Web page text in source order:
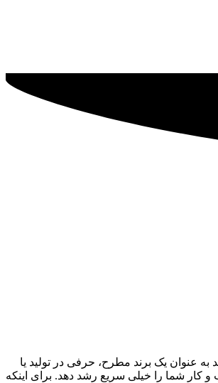
به عنوان یک برند مطرح، حرفی در تولید یا
کار شما را خیلی سریع رشد دهد. برای اینکه